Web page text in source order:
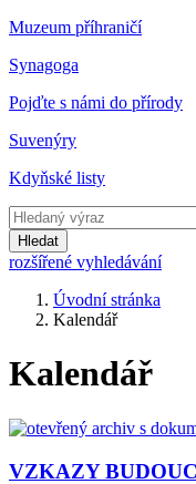
Muzeum příhraničí
Synagoga
Pojďte s námi do přírody
Suvenýry
Kdyňské listy
Hledat
rozšířené vyhledávání
Úvodní stránka
Kalendář
Kalendář
VZKAZY